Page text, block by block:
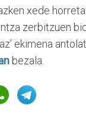
xede
zerbitzuen
ekimena
bezala.